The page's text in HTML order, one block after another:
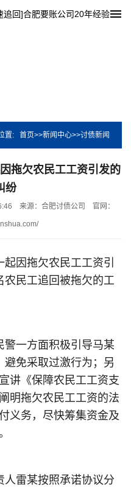
置: 首页>>新闻中心>>讨债新闻
拖欠农民工工资引发的
纷
来源：合肥讨债公司 官网：
起因拖欠农民工工资引
农民工追回被拖欠的工
警一方面积极引导马某
免采取过激行为；另
讲《保障农民工工资支
明拖欠农民工工资的法
义务，尽快筹集资金及
雷某按照承诺协议分